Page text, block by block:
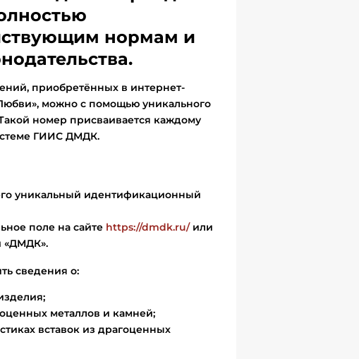
нормам и
приобретённых в интернет-
можно с помощью уникального
номер присваивается каждому
ГИИС ДМДК.
уникальный идентификационный
поле на сайте https://dmdk.ru/или
«ДМДК».
сведения о:
металлов и камней;
вставок из драгоценных